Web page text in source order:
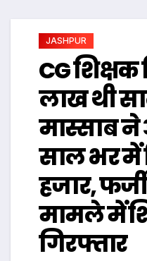
JASHPUR
CG शिक्षक
लाख थी
मास्साब
साल भर में
हजार,
मामले में
गिरफ्तार